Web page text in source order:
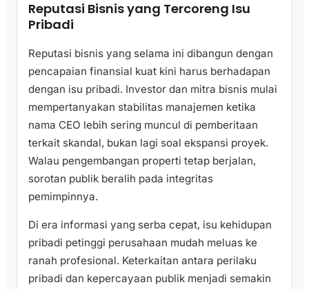
Reputasi Bisnis yang Tercoreng Isu
Pribadi
Reputasi bisnis yang selama ini dibangun dengan
pencapaian finansial kuat kini harus berhadapan
dengan isu pribadi. Investor dan mitra bisnis mulai
mempertanyakan stabilitas manajemen ketika
nama CEO lebih sering muncul di pemberitaan
terkait skandal, bukan lagi soal ekspansi proyek.
Walau pengembangan properti tetap berjalan,
sorotan publik beralih pada integritas
pemimpinnya.
Di era informasi yang serba cepat, isu kehidupan
pribadi petinggi perusahaan mudah meluas ke
ranah profesional. Keterkaitan antara perilaku
pribadi dan kepercayaan publik menjadi semakin